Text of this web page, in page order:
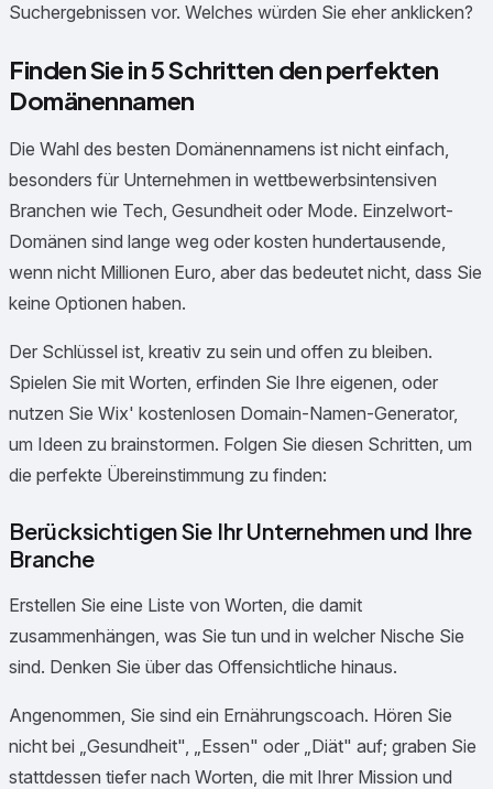
Suchergebnissen vor. Welches würden Sie eher anklicken?
Finden Sie in 5 Schritten den perfekten
Domänennamen
Die Wahl des besten Domänennamens ist nicht einfach,
besonders für Unternehmen in wettbewerbsintensiven
Branchen wie Tech, Gesundheit oder Mode. Einzelwort-
Domänen sind lange weg oder kosten hundertausende,
wenn nicht Millionen Euro, aber das bedeutet nicht, dass Sie
keine Optionen haben.
Der Schlüssel ist, kreativ zu sein und offen zu bleiben.
Spielen Sie mit Worten, erfinden Sie Ihre eigenen, oder
nutzen Sie Wix' kostenlosen Domain-Namen-Generator,
um Ideen zu brainstormen. Folgen Sie diesen Schritten, um
die perfekte Übereinstimmung zu finden:
Berücksichtigen Sie Ihr Unternehmen und Ihre
Branche
Erstellen Sie eine Liste von Worten, die damit
zusammenhängen, was Sie tun und in welcher Nische Sie
sind. Denken Sie über das Offensichtliche hinaus.
Angenommen, Sie sind ein Ernährungscoach. Hören Sie
nicht bei „Gesundheit", „Essen" oder „Diät" auf; graben Sie
stattdessen tiefer nach Worten, die mit Ihrer Mission und